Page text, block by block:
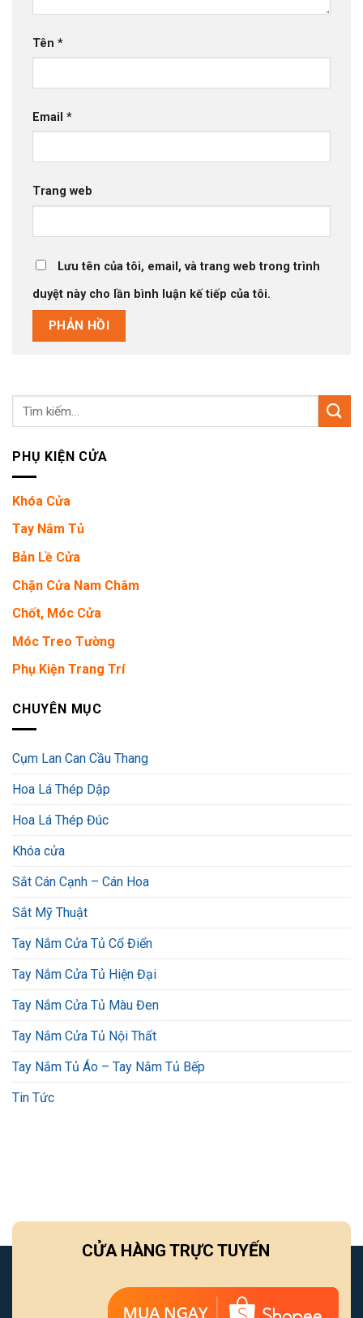
Tên *
Email *
Trang web
Lưu tên của tôi, email, và trang web trong trình
duyệt này cho lần bình luận kế tiếp của tôi.
Tìm
PHỤ KIỆN CỬA
Khóa Cửa
Tay Nắm Tủ
Bản Lề Cửa
Chặn Cửa Nam Châm
Chốt, Móc Cửa
Móc Treo Tường
Phụ Kiện Trang Trí
CHUYÊN MỤC
Cụm Lan Can Cầu Thang
Hoa Lá Thép Dập
Hoa Lá Thép Đúc
Khóa cửa
Sắt Cán Cạnh – Cán Hoa
Sắt Mỹ Thuật
Tay Nắm Cửa Tủ Cổ Điển
Tay Nắm Cửa Tủ Hiện Đại
Tay Nắm Cửa Tủ Màu Đen
Tay Nắm Cửa Tủ Nội Thất
Tay Nắm Tủ Áo – Tay Nắm Tủ Bếp
Tin Tức
CỬA HÀNG TRỰC TUYẾN